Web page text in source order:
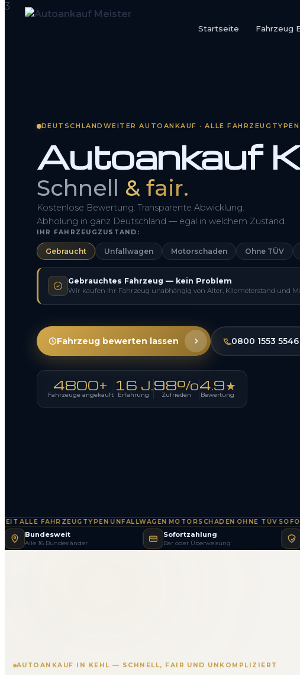
Startseite Fahrzeug
So funktioniert’s
DEUTSCHLANDWEITER AUTOANKAUF · ALLE FAHRZEUGTYPEN
Autoankauf
Schnell & fair.
Kostenlose Bewertung. Transparente Abwicklung.
Abholung in ganz Deutschland — egal in welchem Zustand.
IHR FAHRZEUGZUSTAND:
Gebraucht Unfallwagen Motorschaden Ohne TÜV
Gebrauchtes Fahrzeug — kein Problem
Wir kaufen Ihr Fahrzeug unabhängig von Alter, Kilometerstand und
Fahrzeug bewerten lassen 0800 1553 5546
4800+
Fahrzeuge angekauft
16 J.
Erfahrung
98%
Zufrieden
4.9★
Bewertung
ALLE FAHRZEUGTYPEN·UNFALLWAGEN·MOTORSCHADEN·OHNE TÜV
Bundesweit
Alle 16 Bundesländer
Sofortzahlung
Bar oder Überweisung
AUTOANKAUF IN KEHL — SCHNELL, FAIR UND UNKOMPLIZIERT